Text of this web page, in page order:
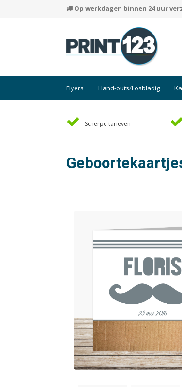
Op werkdagen binnen 24 uur
Flyers Hand-outs/Losbladig
Scherpe tarieven